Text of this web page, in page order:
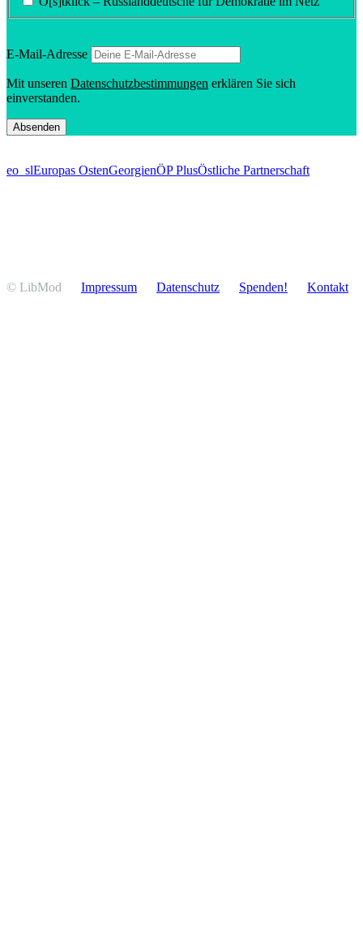
E‑Mail-Adresse
Mit unseren Daten­schutz­be­stim­mungen erklären Sie sich
einverstanden.
eo_slEuropas OstenGeorgienÖP PlusÖstliche Partnerschaft
© LibMod Impressum Daten­schutz Spenden! Kontakt